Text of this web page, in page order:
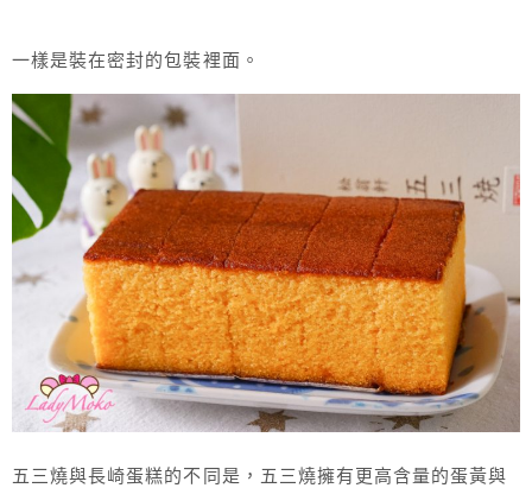
一樣是裝在密封的包裝裡面。
五三燒與長崎蛋糕的不同是，五三燒擁有更高含量的蛋黃與